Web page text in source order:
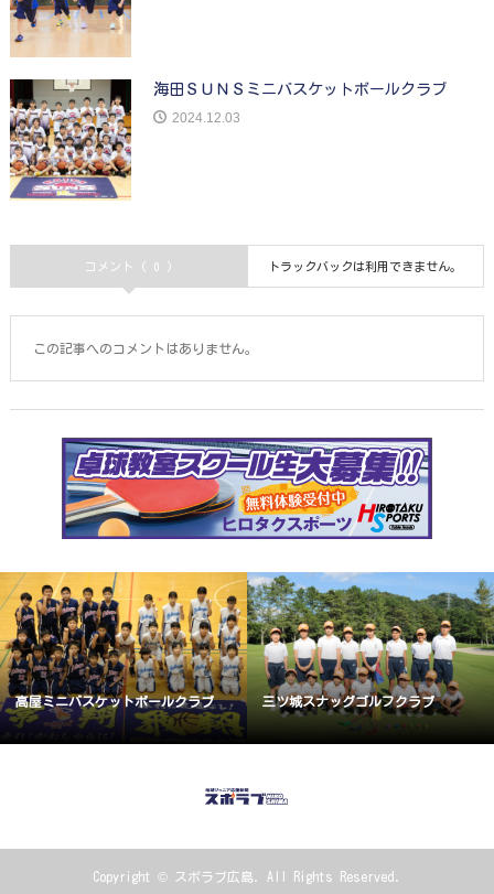
海田ＳＵＮＳミニバスケットボールクラブ
2024.12.03
コメント ( 0 ) トラックバックは利用できません。
この記事へのコメントはありません。
高屋ミニバスケットボールクラブ 三ツ城スナッグゴルフクラブ
Copyright ©スポラブ広島. All Rights Reserved.